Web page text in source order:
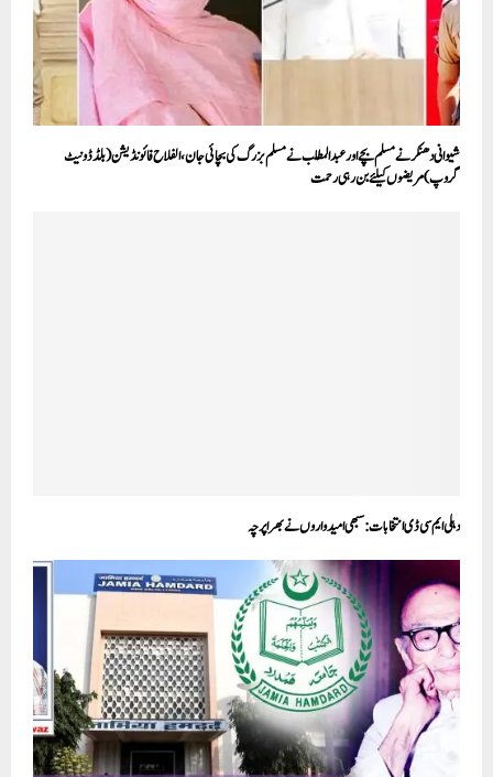
شیوانی دھنکر نے مسلم بچے اور عبدالمطلب نے مسلم بزرگ کی بچائی جان ،الفلاح فائونڈیشن (بلڈ ڈونیٹ
گروپ) مریضوں کیلئے بن رہی رحمت
دہلی ایم سی ڈی انتخابات: سبھی امیدواروں نے بھرا پرچہ